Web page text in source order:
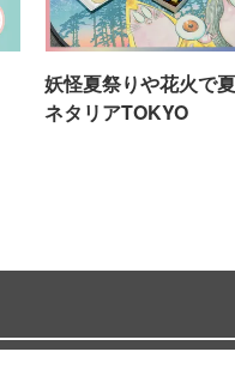
妖怪夏祭りや花火で
ネタリアTOKYO